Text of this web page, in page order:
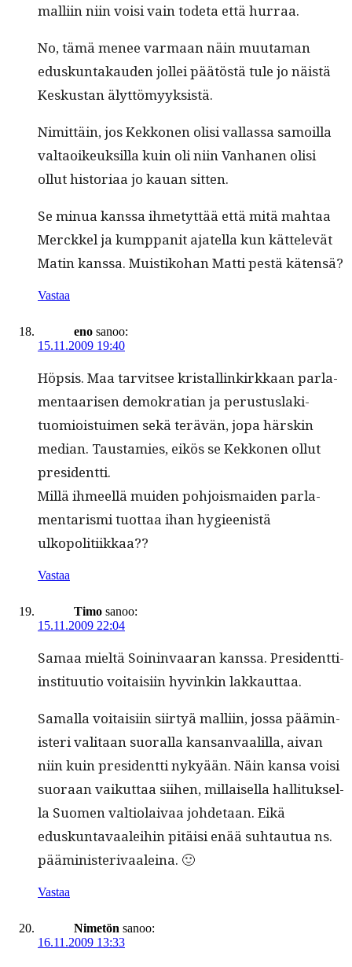
malli­in niin voisi vain tode­ta että hurraa.
No, tämä menee var­maan näin muu­ta­man
eduskun­takau­den jollei päätöstä tule jo näistä
Keskus­tan älyttömyyksistä.
Nimit­täin, jos Kekko­nen olisi val­las­sa samoil­la
val­taoikeuk­sil­la kuin oli niin Van­hanen olisi
ollut his­to­ri­aa jo kauan sitten.
Se min­ua kanssa ihme­tyt­tää että mitä mah­taa
Mer­ck­kel ja kump­pan­it ajatel­la kun kät­televät
Matin kanssa. Muis­tiko­han Mat­ti pestä kätensä?
Vastaa
eno sanoo:
15.11.2009 19:40
Höp­sis. Maa tarvit­see kristallinkirkkaan par­la­
men­taarisen demokra­t­ian ja perus­tus­lak­i­
tuomiois­tu­imen sekä terävän, jopa härskin
medi­an. Taus­tamies, eikös se Kekko­nen ollut
presidentti.
Mil­lä ihmeel­lä muiden pohjo­is­maid­en par­la­
men­taris­mi tuot­taa ihan hygieenistä
ulkopolitiikkaa??
Vastaa
Timo sanoo:
15.11.2009 22:04
Samaa mieltä Soin­in­vaaran kanssa. Pres­i­dent­ti-
insti­tuu­tio voitaisi­in hyvinkin lakkauttaa.
Samal­la voitaisi­in siir­tyä malli­in, jos­sa päämin­
is­teri val­i­taan suo­ral­la kansan­vaalil­la, aivan
niin kuin pres­i­dent­ti nykyään. Näin kansa voisi
suo­raan vaikut­taa siihen, mil­laisel­la hal­li­tuk­sel­
la Suomen val­ti­o­laivaa johde­taan. Eikä
eduskun­tavaalei­hin pitäisi enää suh­tau­tua ns.
pääministerivaaleina. 🙂
Vastaa
Nimetön sanoo:
16.11.2009 13:33